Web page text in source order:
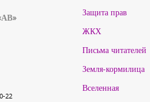
22
Защита прав
ЖКХ
Письма читателей
Земля-кормилица
Вселенная